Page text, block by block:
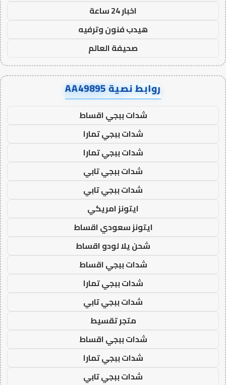
اخبار 24 ساعة
هيدب فنون وترفيه
صحيفة العالم
روابط نصية AA49895
شدات ببجي اقساط
شدات ببجي تمارا
شدات ببجي تمارا
شدات ببجي تابي
شدات ببجي تابي
ايتونز امريكي
ايتونز سعودي اقساط
شحن يلا لودو اقساط
شدات ببجي اقساط
شدات ببجي تمارا
شدات ببجي تابي
متجر تقسيط
شدات ببجي اقساط
شدات ببجي تمارا
شدات ببجي تابي